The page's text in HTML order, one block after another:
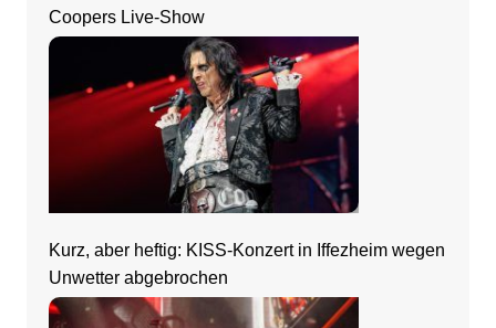
Coopers Live-Show
Kurz, aber heftig: KISS-Konzert in Iffezheim wegen
Unwetter abgebrochen